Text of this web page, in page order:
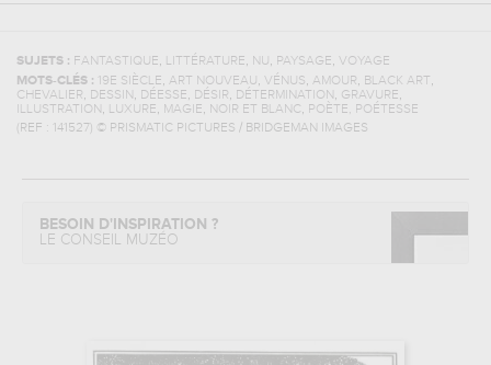
SUJETS : FANTASTIQUE, LITTÉRATURE, NU, PAYSAGE, VOYAGE
MOTS-CLÉS :
19E SIÈCLE, ART NOUVEAU, VÉNUS, AMOUR, BLACK ART,
CHEVALIER, DESSIN , DÉESSE, DÉSIR, DÉTERMINATION , GRAVURE,
ILLUSTRATION , LUXURE, MAGIE, NOIR ET BLANC , POÈTE, POÉTESSE
(REF :
141527) © PRISMATIC PICTURES / BRIDGEMAN IMAGES
BESOIN D'INSPIRATION ?
LE CONSEIL MUZÉO